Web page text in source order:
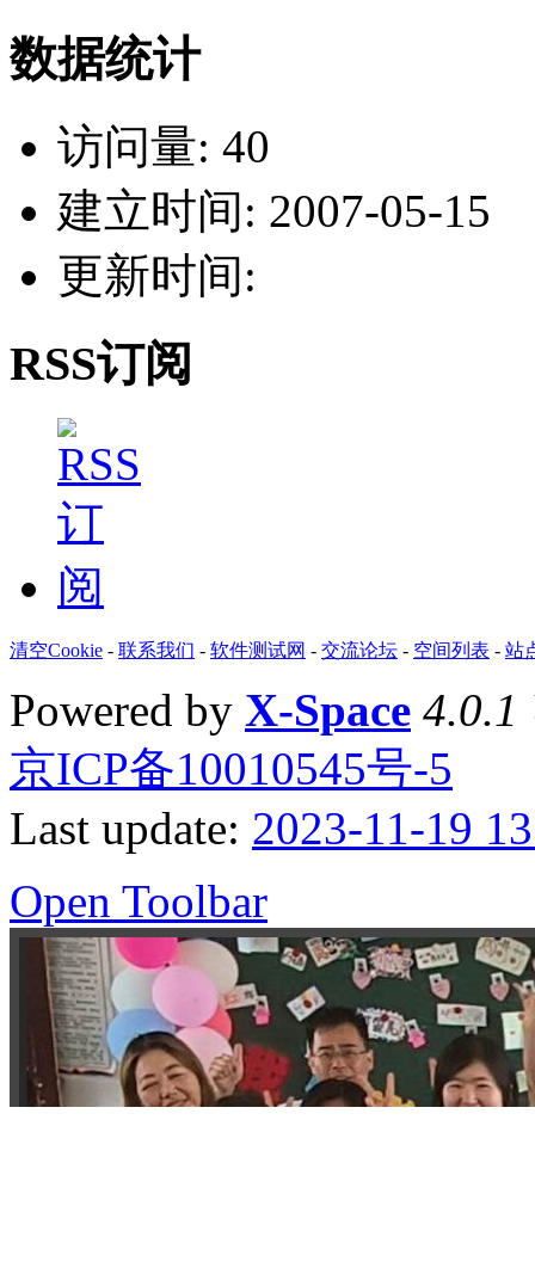
数据统计
访问量: 40
建立时间: 2007-05-15
更新时间:
RSS订阅
清空Cookie - 联系我们 - 软件测试网 - 交流论坛 - 空间列表 - 站
Powered by X-Space 4.0.1
京ICP备10010545号-5
Last update: 2023-11-19
Open Toolbar